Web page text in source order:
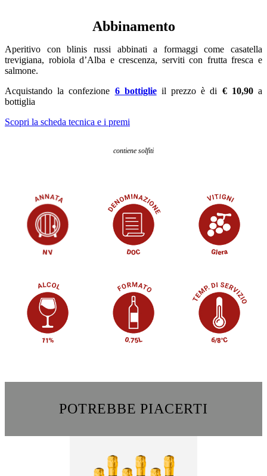
Abbinamento
Aperitivo con blinis russi abbinati a formaggi come casatella
trevigiana, robiola d’Alba e crescenza, serviti con frutta fresca e
salmone.
Acquistando la confezione 6 bottiglieil prezzo è di € 10,90a
bottiglia
Scopri la scheda tecnica e i premi
contiene solfiti
POTREBBE PIACERTI